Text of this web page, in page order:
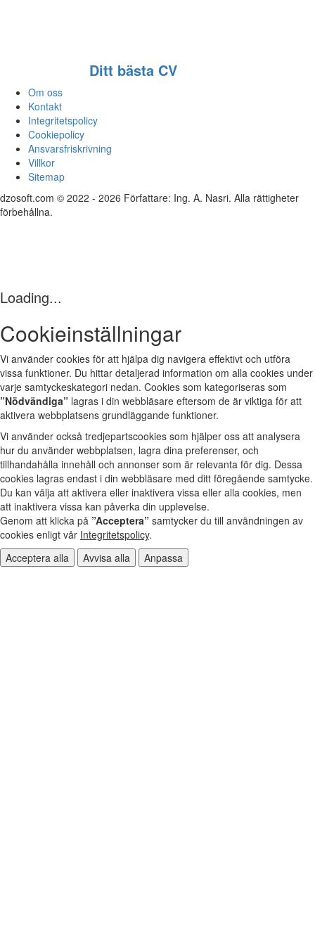
Ditt bästa CV
Om oss
Kontakt
Integritetspolicy
Cookiepolicy
Ansvarsfriskrivning
Villkor
Sitemap
dzosoft.com © 2022 - 2026 Författare: Ing. A. Nasri. Alla rättigheter
förbehållna.
Loading...
Cookieinställningar
Vi använder cookies för att hjälpa dig navigera effektivt och utföra
vissa funktioner. Du hittar detaljerad information om alla cookies under
varje samtyckeskategori nedan. Cookies som kategoriseras som
”Nödvändiga” lagras i din webbläsare eftersom de är viktiga för att
aktivera webbplatsens grundläggande funktioner.
Vi använder också tredjepartscookies som hjälper oss att analysera
hur du använder webbplatsen, lagra dina preferenser, och
tillhandahålla innehåll och annonser som är relevanta för dig. Dessa
cookies lagras endast i din webbläsare med ditt föregående samtycke.
Du kan välja att aktivera eller inaktivera vissa eller alla cookies, men
att inaktivera vissa kan påverka din upplevelse.
Genom att klicka på ”Acceptera” samtycker du till användningen av
cookies enligt vår Integritetspolicy.
Acceptera alla
Avvisa alla Anpassa